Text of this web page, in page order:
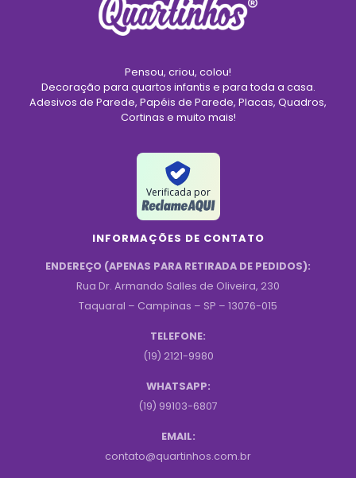
Pensou, criou, colou!
Decoração para quartos infantis e para toda a casa.
Adesivos de Parede, Papéis de Parede, Placas, Quadros,
Cortinas e muito mais!
Verificada por
INFORMAÇÕES DE CONTATO
ENDEREÇO (APENAS PARA RETIRADA DE PEDIDOS):
Rua Dr. Armando Salles de Oliveira, 230
Taquaral – Campinas – SP – 13076-015
TELEFONE:
(19) 2121-9980
WHATSAPP:
(19) 99103-6807
EMAIL:
contato@quartinhos.com.br